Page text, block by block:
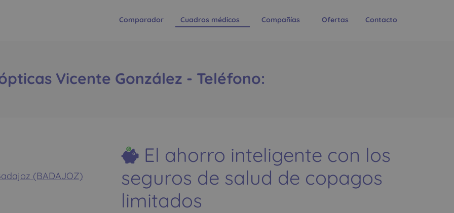
Comparador Cuadros médicos Compañías Ofertas Contacto
Vicente González - Teléfono:
(BADAJOZ)
El ahorro inteligente con los
seguros de salud de copagos
limitados